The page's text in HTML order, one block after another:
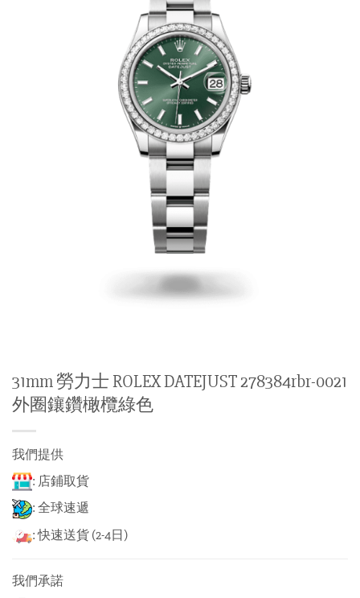
31mm 勞力士 ROLEX DATEJUST 278384rbr-0021
外圈鑲鑽橄欖綠色
我們提供
: 店鋪取貨
: 全球速遞
: 快速送貨 (2-4日)
我們承諾